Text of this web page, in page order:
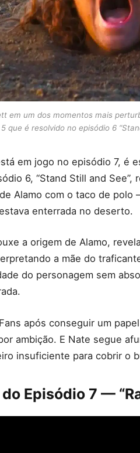
em um dos momentos mais
que é resolvido no episódio 6
em jogo no episódio 7, é
6, “Stand Still and
Alamo com o taco de
enterrada no deserto.
a origem de Alamo,
a mãe do
do personagem sem
após conseguir um
ambição. E Nate segue
insuficiente para cobrir o
Episódio 7 —